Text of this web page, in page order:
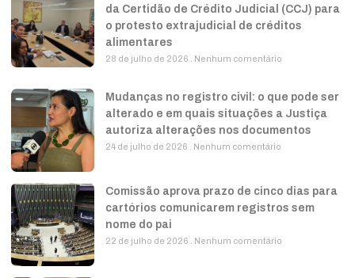
da Certidão de Crédito Judicial (CCJ) para
o protesto extrajudicial de créditos
alimentares
28 de julho de 2026 Nenhum comentário
Mudanças no registro civil: o que pode ser
alterado e em quais situações a Justiça
autoriza alterações nos documentos
24 de julho de 2026 Nenhum comentário
Comissão aprova prazo de cinco dias para
cartórios comunicarem registros sem
nome do pai
22 de julho de 2026 Nenhum comentário